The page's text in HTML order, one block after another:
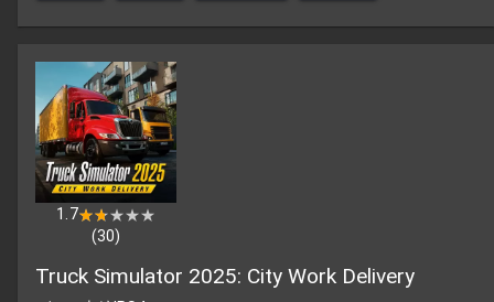
1.7★★★★★
★★★★★
(30)
Truck Simulator 2025: City Work Delivery